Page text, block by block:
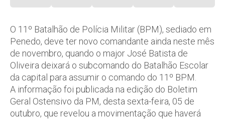
O 11º Batalhão de Polícia Militar (BPM), sediado em
Penedo, deve ter novo comandante ainda neste mês
de novembro, quando o major José Batista de
Oliveira deixará o subcomando do Batalhão Escolar
da capital para assumir o comando do 11º BPM.
A informação foi publicada na edição do Boletim
Geral Ostensivo da PM, desta sexta-feira, 05 de
outubro, que revelou a movimentação que haverá